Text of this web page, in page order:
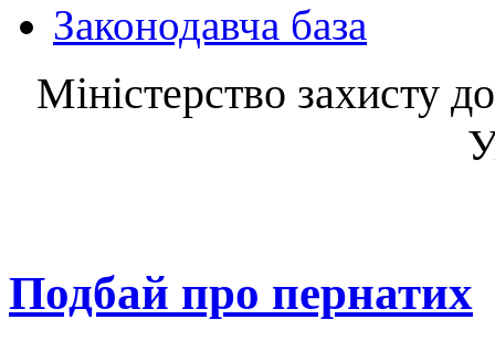
Законодавча база
Міністерство захисту
Подбай про пернатих